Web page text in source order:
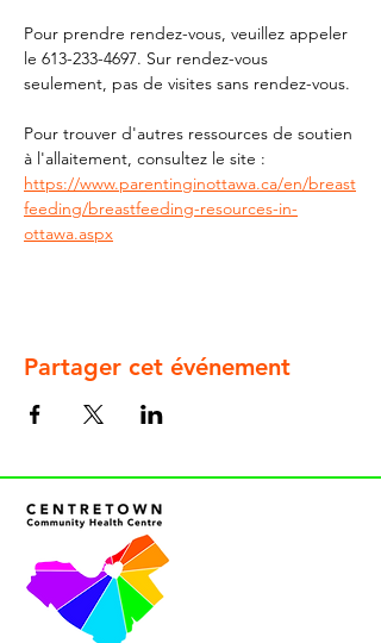
Pour prendre rendez-vous, veuillez appeler
le 613-233-4697. Sur rendez-vous
seulement, pas de visites sans rendez-vous.
Pour trouver d'autres ressources de soutien
à l'allaitement, consultez le site :
https://www.parentinginottawa.ca/en/breast
feeding/breastfeeding-resources-in-
ottawa.aspx
Partager cet événement